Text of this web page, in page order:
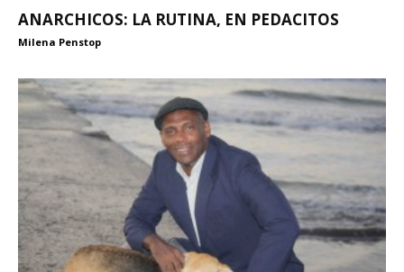
ANARCHICOS: LA RUTINA, EN PEDACITOS
Milena Penstop